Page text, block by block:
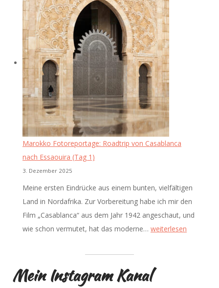
Medina
Essaouira
–
Zwischen
Arganöl
und
Streetfotografie
(Tag
2)
Marokko Fotoreportage: Roadtrip von Casablanca
nach Essaouira (Tag 1)
3. Dezember 2025
​Meine ersten Eindrücke aus einem bunten, vielfältigen
Land in Nordafrika. Zur Vorbereitung habe ich mir den
Film „Casablanca“ aus dem Jahr 1942 angeschaut, und
wie schon vermutet, hat das moderne… Marokko
von
Casablanca
weiterlesen
Mein Instagram Kanal